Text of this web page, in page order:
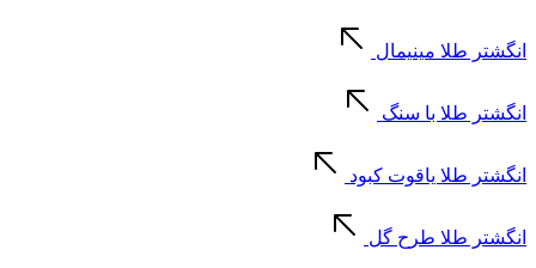
انگشتر طلا مینیمال
انگشتر طلا با سنگ
انگشتر طلا یاقوت کبود
انگشتر طلا طرح گل